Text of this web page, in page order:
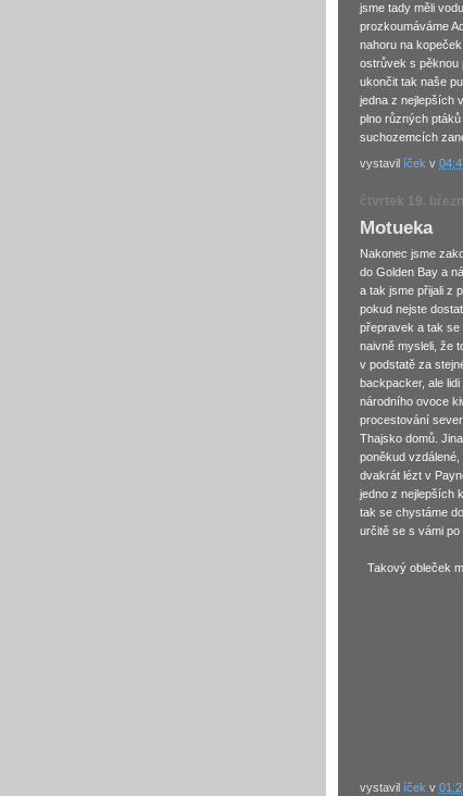
jsme tady měli
prozkoumáváme
nahoru na
ostrůvek s pěknou
ukončit tak naše
jedna z nejlepších
plno různých
suchozemcích
vystavil íček v
čtvrtek 19.
Motueka
Nakonec jsme
do Golden Bay a
a tak jsme přijali z
pokud nejste
přepravek a tak se
naivně mysleli, že
v podstatě za
backpacker, ale
národního ovoce
procestování
Thajsko domů.
poněkud
dvakrát lézt v
jedno z nejlepších
tak se chystáme
určitě se s vámi po
Takový obleček
vystavil íček v